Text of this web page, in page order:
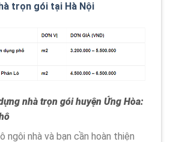
trọn gói tại Hà Nội
nhà trọn góihuyện Ứng Hòa:
ngôi nhà và bạn cần hoàn thiện